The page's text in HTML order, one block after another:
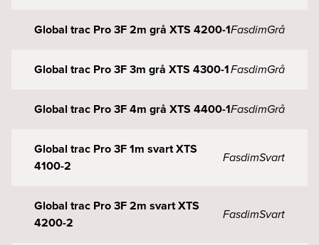
Global trac Pro 3F 2m grå XTS 4200-1FasdimGrå
Global trac Pro 3F 3m grå XTS 4300-1FasdimGrå
Global trac Pro 3F 4m grå XTS 4400-1FasdimGrå
Global trac Pro 3F 1m svart XTS
4100-2
FasdimSvart
Global trac Pro 3F 2m svart XTS
4200-2
FasdimSvart